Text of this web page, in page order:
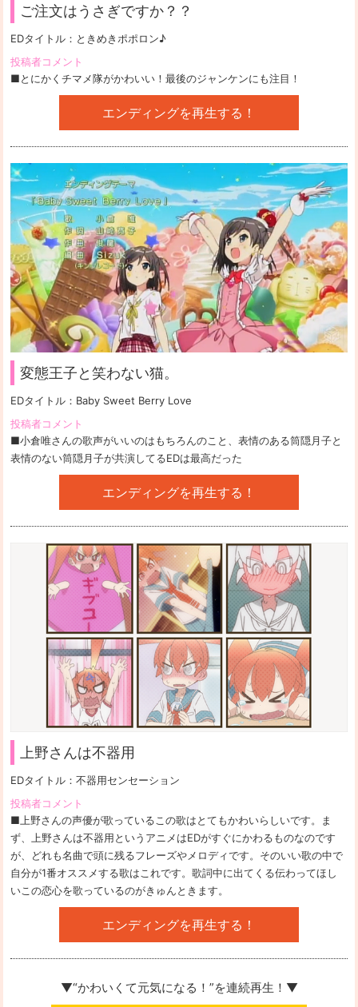
ご注文はうさぎですか？？
EDタイトル： ときめきポポロン♪
投稿者コメント
■とにかくチマメ隊がかわいい！最後のジャンケンにも注目！
エンディングを再生する！
変態王子と笑わない猫。
EDタイトル： Baby Sweet Berry Love
投稿者コメント
■小倉唯さんの歌声がいいのはもちろんのこと、表情のある筒隠月子と
表情のない筒隠月子が共演してるEDは最高だった
エンディングを再生する！
上野さんは不器用
EDタイトル：不器用センセーション
投稿者コメント
■上野さんの声優が歌っているこの歌はとてもかわいらしいです。ま
ず、上野さんは不器用というアニメはEDがすぐにかわるものなのです
が、どれも名曲で頭に残るフレーズやメロディです。そのいい歌の中で
自分が1番オススメする歌はこれです。歌詞中に出てくる伝わってほし
いこの恋心を歌っているのがきゅんときます。
エンディングを再生する！
▼“かわいくて元気になる！”を連続再生！▼